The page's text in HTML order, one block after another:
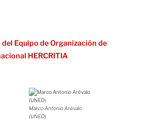
Equipo de Organización de
HERCRITIA
Marco Antonio Arévalo
(UNED)